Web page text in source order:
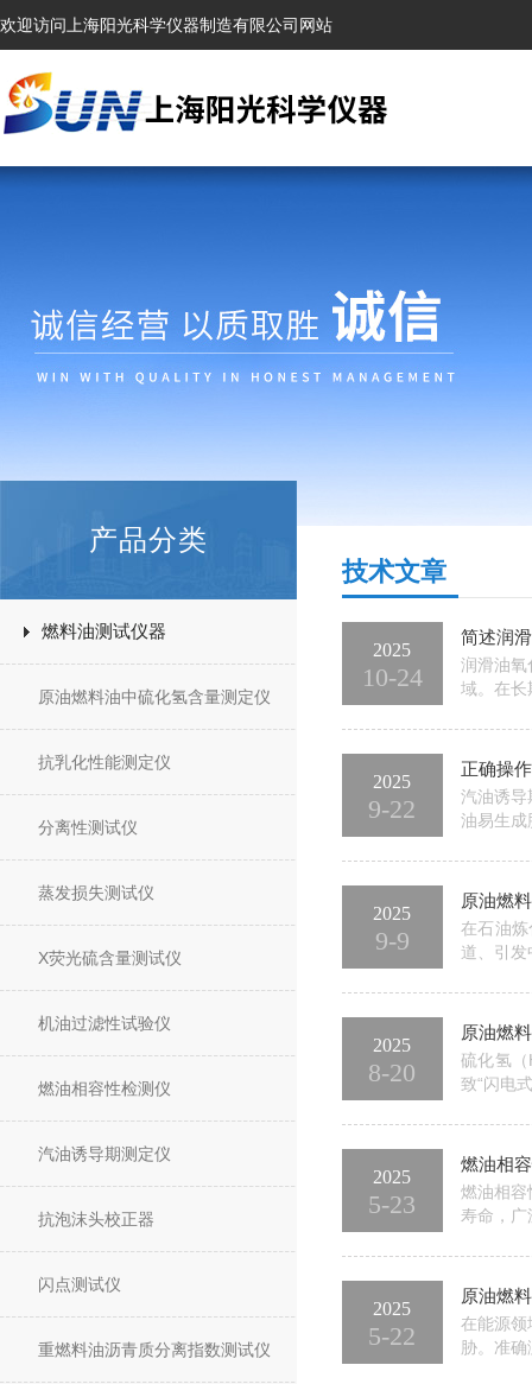
欢迎访问上海阳光科学仪器制造有限公司网站
产品分类
燃料油测试仪器
原油燃料油中硫化氢含量测定仪
抗乳化性能测定仪
分离性测试仪
蒸发损失测试仪
X荧光硫含量测试仪
机油过滤性试验仪
燃油相容性检测仪
汽油诱导期测定仪
抗泡沫头校正器
闪点测试仪
重燃料油沥青质分离指数测试仪
技术文章
2025
10-24
简述润
润滑油氧
域。在长
或波动过
2025
9-22
正确操
汽油诱导
油易生成
是正确的
2025
9-9
原油燃
在石油
道、引发
测定仪故
2025
8-20
原油燃
硫化氢
致“闪电
检查将原
2025
5-23
燃油相
燃油相容
寿命，
些问题，
2025
5-22
原油燃
在能源领
胁。准